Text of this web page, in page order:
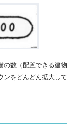
の数（配置できる建物
ンをどんどん拡大して